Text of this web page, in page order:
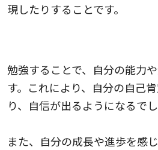
現したりすることです。
勉強することで、自分の能力
す。これにより、自分の自己
り、自信が出るようになるでし
また、自分の成長や進歩を感